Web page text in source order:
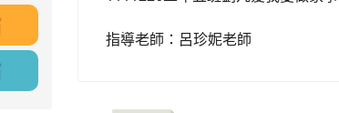
指導老師：呂珍妮老師